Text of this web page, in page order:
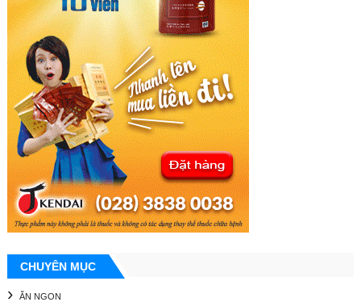
CHUYÊN MỤC
ĂN NGON